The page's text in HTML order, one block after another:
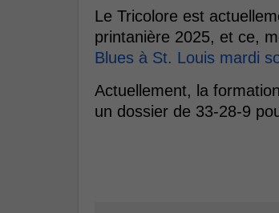
Le Tricolore est
printanière 2025, et ce,
Blues à St. Louis mardi
Actuellement, la
un dossier de 33-28-9